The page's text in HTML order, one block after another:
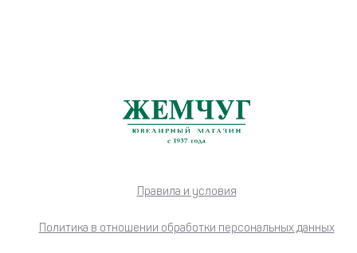
Правила и условия
Политика в отношении обработки персональных данных